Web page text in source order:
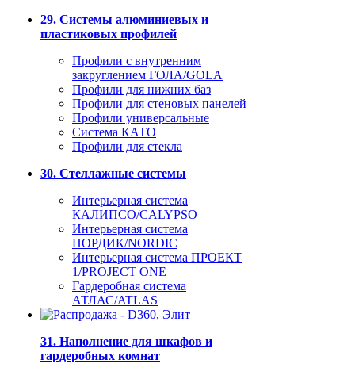
29. Системы алюминиевых и
пластиковых профилей
Профили с внутренним
закруглением ГОЛА/GOLA
Профили для нижних баз
Профили для стеновых панелей
Профили универсальные
Система КАТО
Профили для стекла
30. Стеллажные системы
Интерьерная система
КАЛИПСО/CALYPSO
Интерьерная система
НОРДИК/NORDIC
Интерьерная система ПРОЕКТ
1/PROJECT ONE
Гардеробная система
АТЛАС/ATLAS
31. Наполнение для шкафов и
гардеробных комнат